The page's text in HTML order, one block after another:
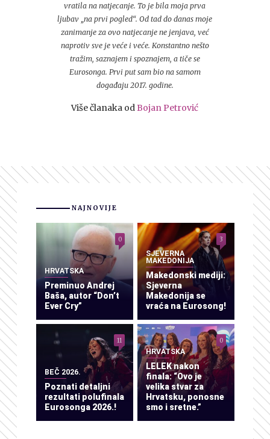
vratila na natjecanje. To je bila moja prva
ljubav „na prvi pogled“. Od tad do danas moje
zanimanje za ovo natjecanje ne jenjava, već
naprotiv sve je veće i veće. Konstantno nešto
tražim, saznajem i spoznajem, a tiče se
Eurosonga. Prvi put sam bio na samom
događaju 2017. godine.
Više članaka odBojan Petrović
NAJNOVIJE
HRVATSKA
Preminuo Andrej
Baša, autor “Don’t
Ever Cry”
0
SJEVERNA
MAKEDONIJA
Makedonski mediji:
Sjeverna
Makedonija se
vraća na Eurosong!
3
BEČ 2026.
Poznati detaljni
rezultati polufinala
Eurosonga 2026.!
11
HRVATSKA
LELEK nakon
finala: “Ovo je
velika stvar za
Hrvatsku, ponosne
smo i sretne.”
0